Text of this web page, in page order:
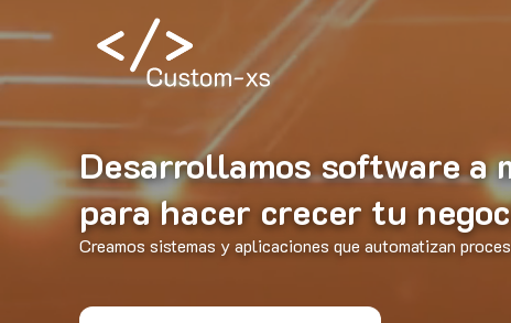
Desarrollamos software a
para hacer crecer tu
Creamos sistemas y aplicaciones que automatizan